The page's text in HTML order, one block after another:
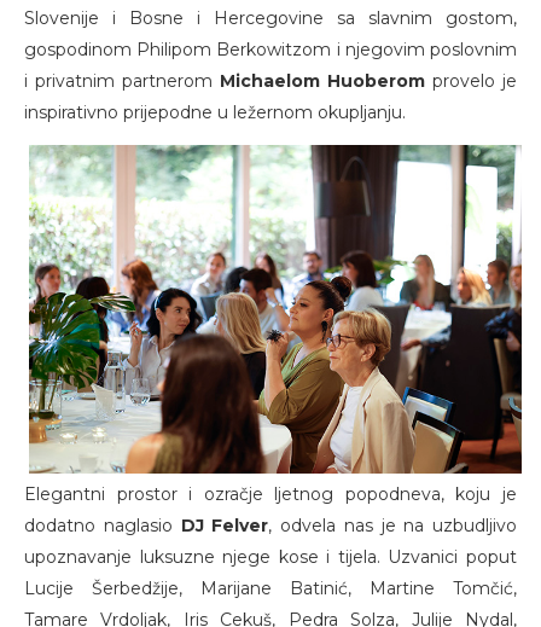
Slovenije i Bosne i Hercegovine sa slavnim gostom,
gospodinom Philipom Berkowitzom i njegovim poslovnim
i privatnim partnerom Michaelom Huoberom provelo je
inspirativno prijepodne u ležernom okupljanju.
Elegantni prostor i ozračje ljetnog popodneva, koju je
dodatno naglasio DJ Felver, odvela nas je na uzbudljivo
upoznavanje luksuzne njege kose i tijela. Uzvanici poput
Lucije Šerbedžije, Marijane Batinić, Martine Tomčić,
Tamare Vrdoljak, Iris Cekuš, Pedra Solza, Julije Nydal,